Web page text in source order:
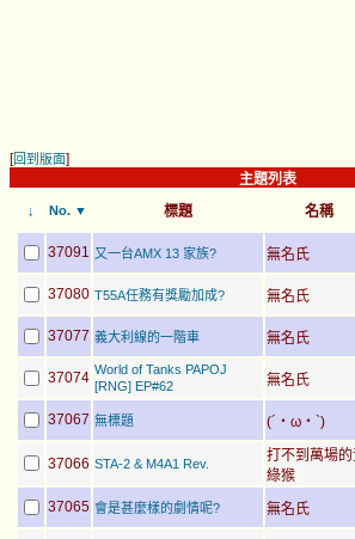
[回到版面]
主題列表
↓ No. ▼ 標題 名稱
37091 又一台AMX 13 家族? 無名氏
37080 T55A任務有獎勵加成? 無名氏
37077 義大利線的一階車 無名氏
37074 World of Tanks PAPOJ
[RNG] EP#62
無名氏
37067 無標題 (´・ω・`)
37066 STA-2 & M4A1 Rev.
打不到萬場的
綠猴
37065 會是甚麼樣的劇情呢? 無名氏